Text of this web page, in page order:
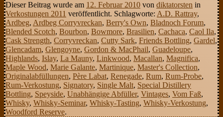
Dieser Beitrag wurde am 12. Februar 2010 von diktatorsten in
Verkostungen 2011 veröffentlicht. Schlagworte: A.D. Rattray,
Ardbeg, Ardbeg Corryvreckan, Berry's Own, Bladnoch Forum,
Blended Scotch, Bourbon, Bowmore, Brasilien, Cachaca, Caol Ila,
Cask Strength, Corryvreckan, Cutty Sark, Friends Bottling, Gardel,
Glencadam, Glengoyne, Gordon & MacPhail, Guadeloupe,
Highlands, Islay, La Mauny, Linkwood, Macallan, Magnifica,
Maple Wood, Marie Galante, Martinique, Master's Collection,
Originalabfüllungen, Père Labat, Renegade, Rum, Rum-Probe,
Rum-Verkostung, Signatory, Single Malt, Special Distillery
Bottling, Speyside, Unabhängige Abfüller, Vintages, Vom Faß,
Whisky, Whisky-Seminar, Whisky-Tasting, Whisky-Verkostung,
Woodford Reserve.